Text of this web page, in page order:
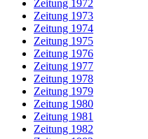
Zeitung 1972
Zeitung 1973
Zeitung 1974
Zeitung 1975
Zeitung 1976
Zeitung 1977
Zeitung 1978
Zeitung 1979
Zeitung 1980
Zeitung 1981
Zeitung 1982